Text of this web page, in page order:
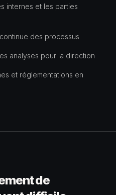
internes et les parties
des processus
analyses pour la direction
et réglementations en
de